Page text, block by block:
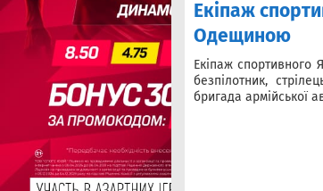
​Екіпаж
Одещиною
Екіпаж спортивного
безпілотник,
бригада армійської